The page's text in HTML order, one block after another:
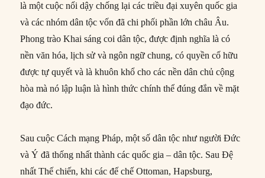
là một cuộc nổi dậy chống lại các triều đại xuyên quốc gia
và các nhóm dân tộc vốn đã chi phối phần lớn châu Âu.
Phong trào Khai sáng coi dân tộc, được định nghĩa là có
nền văn hóa, lịch sử và ngôn ngữ chung, có quyền cố hữu
được tự quyết và là khuôn khổ cho các nền dân chủ cộng
hòa mà nó lập luận là hình thức chính thể đúng đắn về mặt
đạo đức.
Sau cuộc Cách mạng Pháp, một số dân tộc như người Đức
và Ý đã thống nhất thành các quốc gia – dân tộc. Sau Đệ
nhất Thế chiến, khi các đế chế Ottoman, Hapsburg,